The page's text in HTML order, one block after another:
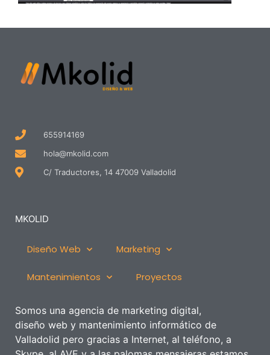
655914169
hola@mkolid.com
C/ Traductores, 14 47009 Valladolid
MKOLID
Diseño Web Marketing
Mantenimientos Proyectos
Somos una agencia de marketing digital,
diseño web y mantenimiento informático de
Valladolid pero gracias a Internet, al teléfono, a